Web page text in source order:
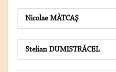
Nicolae MĂTCAŞ
Stelian DUMISTRĂCEL